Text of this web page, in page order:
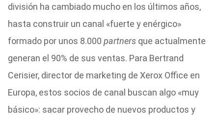
división ha cambiado mucho en los últimos años,
hasta construir un canal «fuerte y enérgico»
formado por unos 8.000 partnersque actualmente
generan el 90% de sus ventas. Para Bertrand
Cerisier, director de marketing de Xerox Office en
Europa, estos socios de canal buscan algo «muy
básico»: sacar provecho de nuevos productos y